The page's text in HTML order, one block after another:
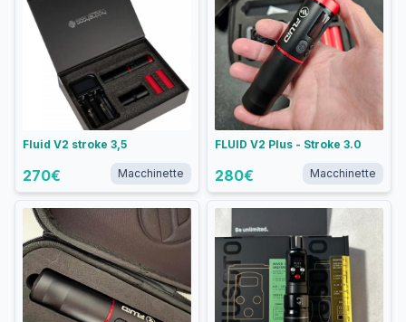
Fluid V2 stroke 3,5
270€ Macchinette
FLUID V2 Plus - Stroke 3.0
280€ Macchinette